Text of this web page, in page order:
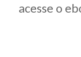
acesse o